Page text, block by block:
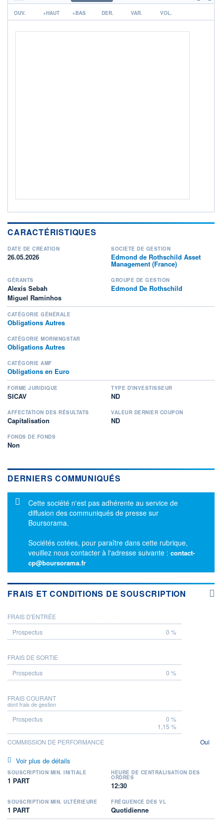
r
OUV. +HAUT +BAS DER. VAR. VOL.
CARACTÉRISTIQUES
DATE DE CRÉATION
26.05.2026
SOCIÉTÉ DE GESTION
Edmond de Rothschild Asset
Management (France)
GÉRANTS
Alexis Sebah
Miguel Raminhos
GROUPE DE GESTION
Edmond De Rothschild
CATÉGORIE GÉNÉRALE
Obligations Autres
CATÉGORIE MORNINGSTAR
Obligations Autres
CATÉGORIE AMF
Obligations en Euro
FORME JURIDIQUE
SICAV
TYPE D'INVESTISSEUR
ND
AFFECTATION DES RÉSULTATS
Capitalisation
VALEUR DERNIER COUPON
ND
FONDS DE FONDS
Non
DERNIERS COMMUNIQUÉS
Message d'information
Cette société n'est pas adhérente au service de
diffusion des communiqués de presse sur
Boursorama.
Sociétés cotées, pour paraître dans cette rubrique,
veuillez nous contacter à l'adresse suivante : contact-
cp@boursorama.fr
FRAIS ET CONDITIONS DE SOUSCRIPTION
PROSPECTUS
FRAIS D'ENTRÉE
0 %
FRAIS DE SORTIE
0 %
FRAIS COURANT
dont frais de gestion
0 %
1,15 %
COMMISSION DE PERFORMANCE
Oui
Voir plus de détails
SOUSCRIPTION MIN. INITIALE
1 PART
HEURE DE CENTRALISATION DES
ORDRES
12:30
SOUSCRIPTION MIN. ULTÉRIEURE
1 PART
FRÉQUENCE DES VL
Quotidienne